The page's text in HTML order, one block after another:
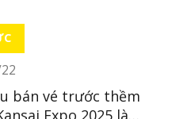
bán vé trước thềm
Expo 2025 là